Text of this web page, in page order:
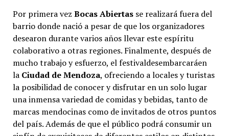
Por primera vez Bocas Abiertas se realizará fuera del
barrio donde nació a pesar de que los organizadores
desearon durante varios años llevar este espíritu
colaborativo a otras regiones. Finalmente, después de
mucho trabajo y esfuerzo, el festivaldesembarcaráen
la Ciudad de Mendoza, ofreciendo a locales y turistas
la posibilidad de conocer y disfrutar en un solo lugar
una inmensa variedad de comidas y bebidas, tanto de
marcas mendocinas como de invitados de otros puntos
del país. Además de que el público podrá consumir un